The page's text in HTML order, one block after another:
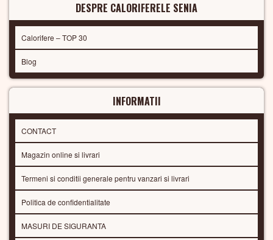
DESPRE CALORIFERELE SENIA
Calorifere – TOP 30
Blog
INFORMATII
CONTACT
Magazin online si livrari
Termeni si conditii generale pentru vanzari si livrari
Politica de confidentialitate
MASURI DE SIGURANTA